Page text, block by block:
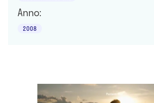
Anno:
2008